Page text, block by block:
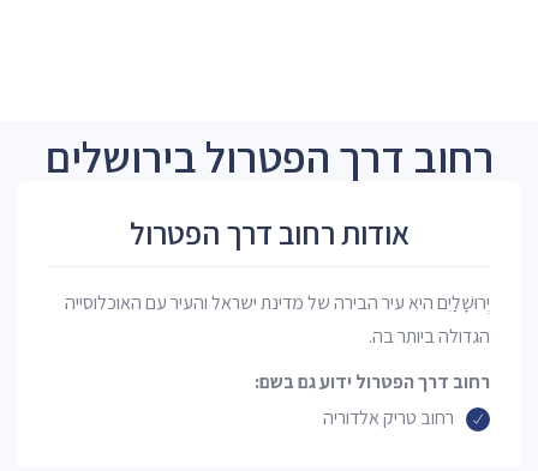
רחוב דרך הפטרול בירושלים
אודות רחוב דרך הפטרול
יְרוּשָׁלַיִם היא עיר הבירה של מדינת ישראל והעיר עם האוכלוסייה
הגדולה ביותר בה.
רחוב דרך הפטרול ידוע גם בשם:
רחוב טריק אלדוריה